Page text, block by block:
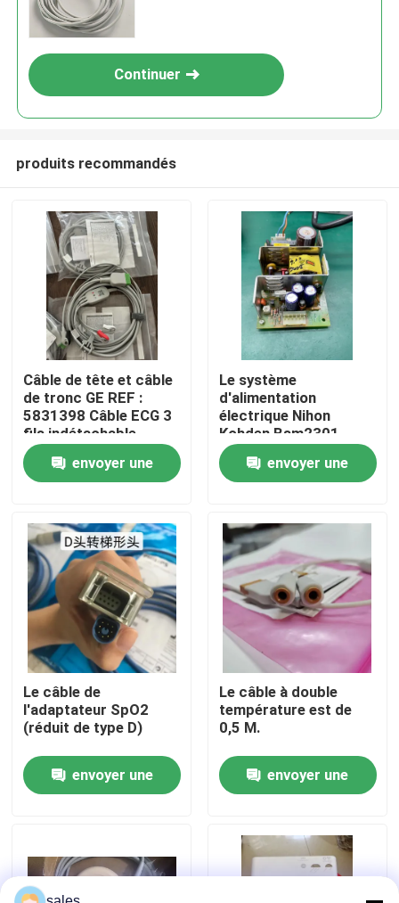
À la maison
Produits
À propos de nous
Visite de l'usine
Contrôle de la qualité
Nous contacter
Demandez un devis
Module de moniteur patient
Continuer
produits recommandés
Câble de tête et câble
de tronc GE REF :
5831398 Câble ECG 3
fils indétachable,
pince, AHA, 4,7 m, 15
pieds
envoyer une
Le système
d'alimentation
électrique Nihon
Kohden Bsm2301
envoyer une
Le câble de
l'adaptateur SpO2
(réduit de type D)
envoyer une
Le câble à double
température est de
0,5 M.
envoyer une